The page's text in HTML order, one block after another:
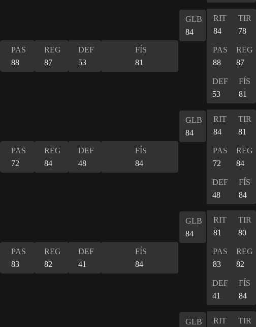
PAS
88
REG
87
DEF
53
FÍS
81
GLB
84
RIT
84
TIR
78
PAS
88
REG
87
DEF
53
FÍS
81
PAS
72
REG
84
DEF
48
FÍS
84
GLB
84
RIT
84
TIR
81
PAS
72
REG
84
DEF
48
FÍS
84
PAS
83
REG
82
DEF
41
FÍS
84
GLB
84
RIT
81
TIR
80
PAS
83
REG
82
DEF
41
FÍS
84
GLB
RIT
TIR